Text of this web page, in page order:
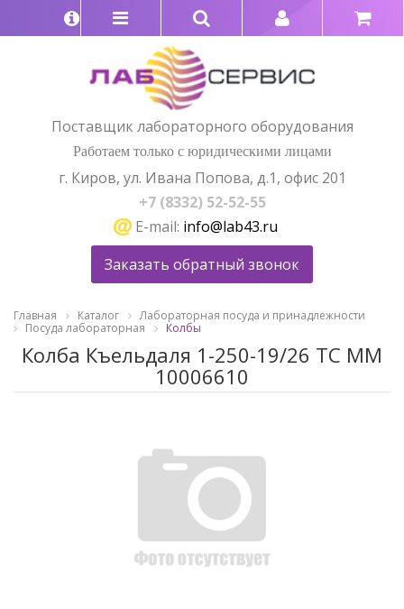
Поставщик лабораторного оборудования
Работаем только с юридическими лицами
г. Киров, ул. Ивана Попова, д.1, офис 201
+7 (8332) 52-52-55
E-mail: info@lab43.ru
Заказать обратный звонок
Главная Каталог
Лабораторная посуда и принадлежности
Посуда лабораторная
Колбы
Колба Къельдаля 1-250-19/26 ТС ММ
10006610